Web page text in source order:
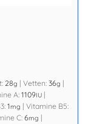
28g |Vetten:36g |
A:1109IU |
1mg |Vitamine B5:
C:6mg |